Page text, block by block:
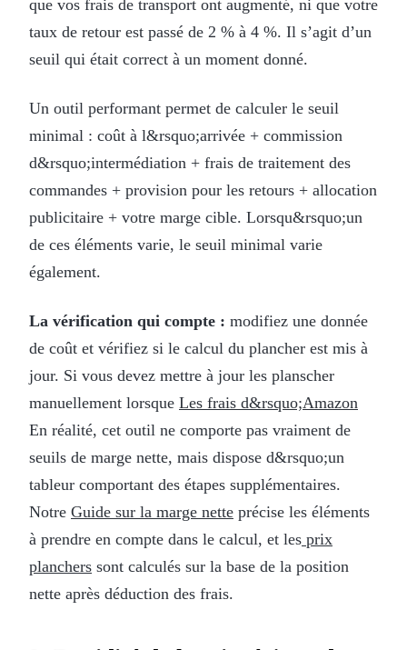
que vos frais de transport ont augmenté, ni que votre
taux de retour est passé de 2 % à 4 %. Il s’agit d’un
seuil qui était correct à un moment donné.
Un outil performant permet de calculer le seuil
minimal : coût à l&rsquo;arrivée + commission
d&rsquo;intermédiation + frais de traitement des
commandes + provision pour les retours + allocation
publicitaire + votre marge cible. Lorsqu&rsquo;un
de ces éléments varie, le seuil minimal varie
également.
La vérification qui compte : modifiez une donnée
de coût et vérifiez si le calcul du plancher est mis à
jour. Si vous devez mettre à jour les planscher
manuellement lorsque Les frais d&rsquo;Amazon
En réalité, cet outil ne comporte pas vraiment de
seuils de marge nette, mais dispose d&rsquo;un
tableur comportant des étapes supplémentaires.
Notre Guide sur la marge nette précise les éléments
à prendre en compte dans le calcul, et les prix
planchers sont calculés sur la base de la position
nette après déduction des frais.